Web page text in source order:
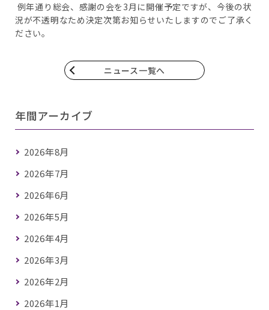
例年通り総会、感謝の会を3月に開催予定ですが、今後の状
況が不透明なため決定次第お知らせいたしますのでご了承く
ださい。
ニュース一覧へ
年間アーカイブ
2026年8月
2026年7月
2026年6月
2026年5月
2026年4月
2026年3月
2026年2月
2026年1月